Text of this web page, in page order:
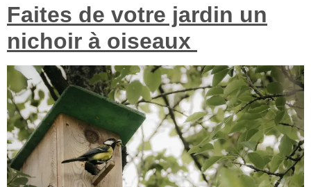
Faites de votre jardin un
nichoir à oiseaux